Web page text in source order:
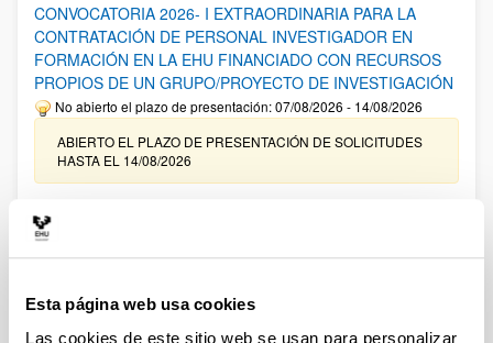
Esta página web usa cookies
Las cookies de este sitio web se usan para personalizar
CONVOCATORIA 2026- I EXTRAORDINARIA PARA LA
CONTRATACIÓN DE PERSONAL INVESTIGADOR EN
FORMACIÓN EN LA EHU FINANCIADO CON RECURSOS
PROPIOS DE UN GRUPO/PROYECTO DE INVESTIGACIÓN
No abierto el plazo de presentación: 07/08/2026 - 14/08/2026
ABIERTO EL PLAZO DE PRESENTACIÓN DE SOLICITUDES
HASTA EL 14/08/2026
Ayudas para financiación de la adquisición y renovación de
infraestructura científica y fondos bibliográficos en la
UPV/EHU 2026
25/03/2026: Corrección de errores del listado provisional de
solicitudes admitidas y excluidas. 23/03/2026: Relación